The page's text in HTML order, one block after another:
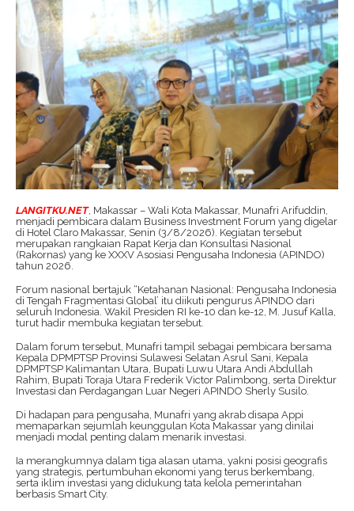
LANGITKU.NET, Makassar – Wali Kota Makassar, Munafri Arifuddin,
menjadi pembicara dalam Business Investment Forum yang digelar
di Hotel Claro Makassar, Senin (3/8/2026). Kegiatan tersebut
merupakan rangkaian Rapat Kerja dan Konsultasi Nasional
(Rakornas) yang ke XXXV Asosiasi Pengusaha Indonesia (APINDO)
tahun 2026.
Forum nasional bertajuk “Ketahanan Nasional: Pengusaha Indonesia
di Tengah Fragmentasi Global’ itu diikuti pengurus APINDO dari
seluruh Indonesia. Wakil Presiden RI ke-10 dan ke-12, M. Jusuf Kalla,
turut hadir membuka kegiatan tersebut.
Dalam forum tersebut, Munafri tampil sebagai pembicara bersama
Kepala DPMPTSP Provinsi Sulawesi Selatan Asrul Sani, Kepala
DPMPTSP Kalimantan Utara, Bupati Luwu Utara Andi Abdullah
Rahim, Bupati Toraja Utara Frederik Victor Palimbong, serta Direktur
Investasi dan Perdagangan Luar Negeri APINDO Sherly Susilo.
Di hadapan para pengusaha, Munafri yang akrab disapa Appi
memaparkan sejumlah keunggulan Kota Makassar yang dinilai
menjadi modal penting dalam menarik investasi.
Ia merangkumnya dalam tiga alasan utama, yakni posisi geografis
yang strategis, pertumbuhan ekonomi yang terus berkembang,
serta iklim investasi yang didukung tata kelola pemerintahan
berbasis Smart City.